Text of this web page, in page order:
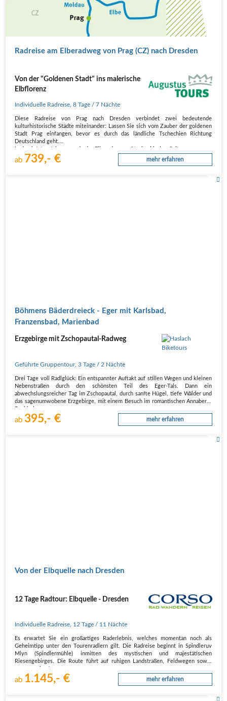
Radreise am Elberadweg von Prag (CZ) nach Dresden
Von der "Goldenen Stadt" ins malerische
Elbflorenz
Individuelle Radreise ,8 Tage / 7 Nächte
Diese Radreise von Prag nach Dresden verbindet zwei bedeutende
kulturhistorische Städte miteinander: Lassen Sie sich vom Zauber der goldenen
Stadt Prag einfangen, bevor es durch das ländliche Tschechien Richtung
Deutschland geht.
ab 739,- € mehr erfahren
Böhmens Bäderdreieck - Eger mit Karlsbad,
Franzensbad, Marienbad
Erzgebirge mit Zschopautal-Radweg
Geführte Gruppentour,3 Tage / 2 Nächte
Drei Tage voll Radlglück: Ein entspannter Auftakt auf stillen Wegen und kleinen
Nebenstraßen durch den schönsten Teil des Eger-Tals. Dann ein
abwechslungsreicher Tag im Zschopautal, durch sanfte Hügel, tiefe Wälder und
das sagenumwobene Erzgebirge, mit einem Besuch im romantischen Annaberg-
ab 395,- € mehr erfahren
Von der Elbquelle nach Dresden
12 Tage Radtour: Elbquelle - Dresden
Individuelle Radreise 12 Tage / 11 Nächte
Es erwartet Sie ein großartiges Raderlebnis, welches momentan noch als
Geheimtipp unter den Tourenradlern gilt. Die Radreise beginnt in Spindleruv
Mlyn (Spindlermühle) inmitten des mystischen und majestätischen
Riesengebirges. Die Route führt auf ruhigen Landstraßen, Feldwegen sowie
ab 1.145,- € mehr erfahren